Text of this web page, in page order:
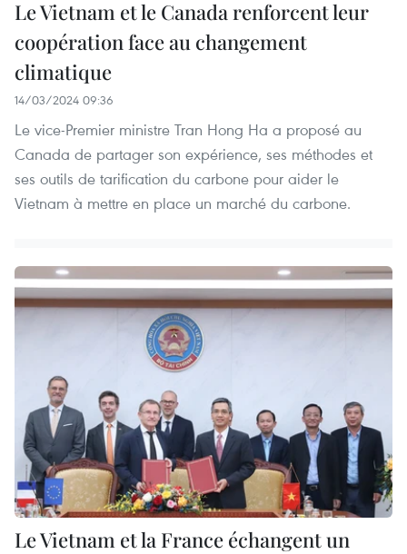
Le Vietnam et le Canada renforcent leur
coopération face au changement
climatique
14/03/2024 09:36
Le vice-Premier ministre Tran Hong Ha a proposé au
Canada de partager son expérience, ses méthodes et
ses outils de tarification du carbone pour aider le
Vietnam à mettre en place un marché du carbone.
Le Vietnam et la France échangent un